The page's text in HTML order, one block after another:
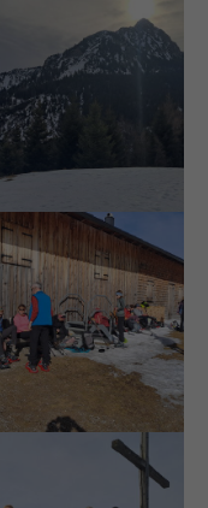
Einstein mit
Sonnenhut
Rastplatz mit Sonne